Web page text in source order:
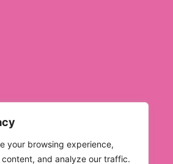
your browsing experience,
and analyze our traffic.